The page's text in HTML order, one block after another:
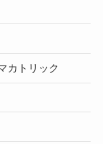
カトリック